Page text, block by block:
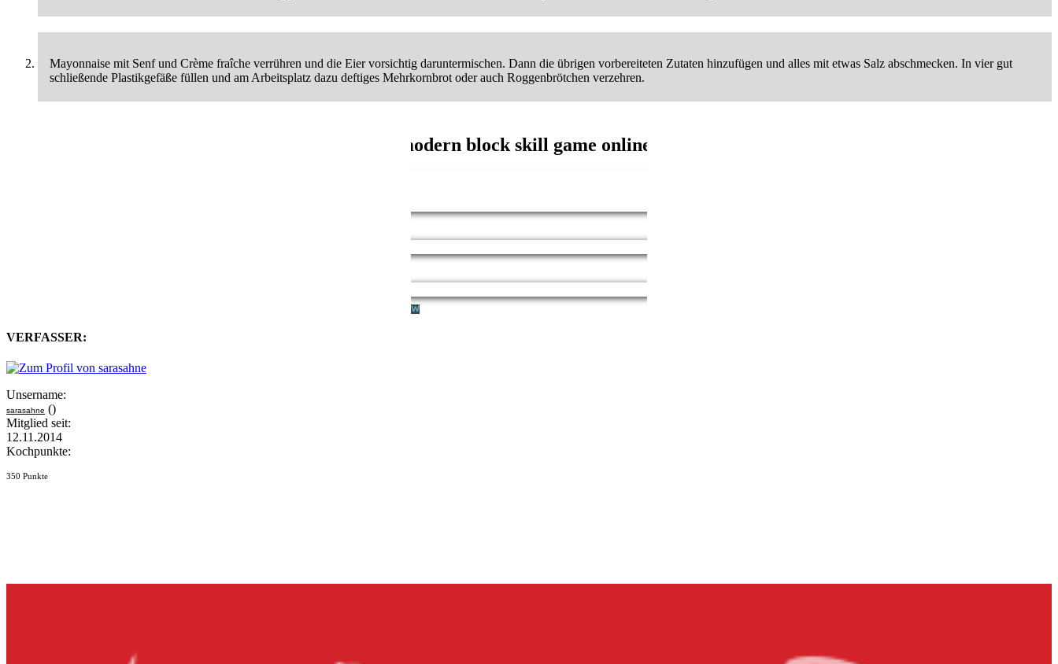
Mayonnaise mit Senf und Crème fraîche verrühren und die Eier vorsichtig daruntermischen. Dann die übrigen vorbereiteten Zutaten hinzufügen und alles mit etwas Salz abschmecken. In vier gut
schließende Plastikgefäße füllen und am Arbeitsplatz dazu deftiges Mehrkornbrot oder auch Roggenbrötchen verzehren.
VERFASSER:
Unsername:
sarasahne ()
Mitglied seit:
12.11.2014
Kochpunkte:
350 Punkte